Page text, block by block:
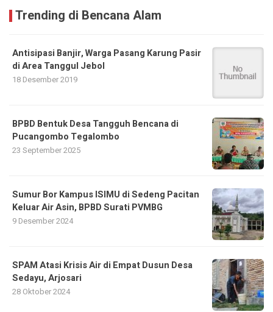
Trending di Bencana Alam
Antisipasi Banjir, Warga Pasang Karung Pasir
di Area Tanggul Jebol
18 Desember 2019
BPBD Bentuk Desa Tangguh Bencana di
Pucangombo Tegalombo
23 September 2025
Sumur Bor Kampus ISIMU di Sedeng Pacitan
Keluar Air Asin, BPBD Surati PVMBG
9 Desember 2024
SPAM Atasi Krisis Air di Empat Dusun Desa
Sedayu, Arjosari
28 Oktober 2024